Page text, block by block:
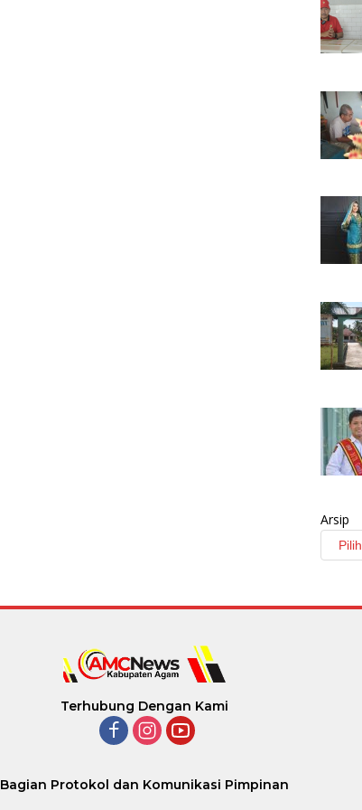
Arsip
Terhubung Dengan Kami
Bagian Protokol dan Komunikasi Pimpinan